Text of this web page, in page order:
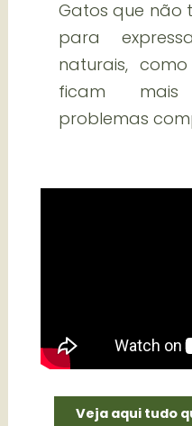
Gatos que não
para
naturais,
ficam
problemas
Veja aqui tudo